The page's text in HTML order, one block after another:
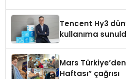
Tencent Hy3
kullanıma
Mars
Haftası” çağrısı